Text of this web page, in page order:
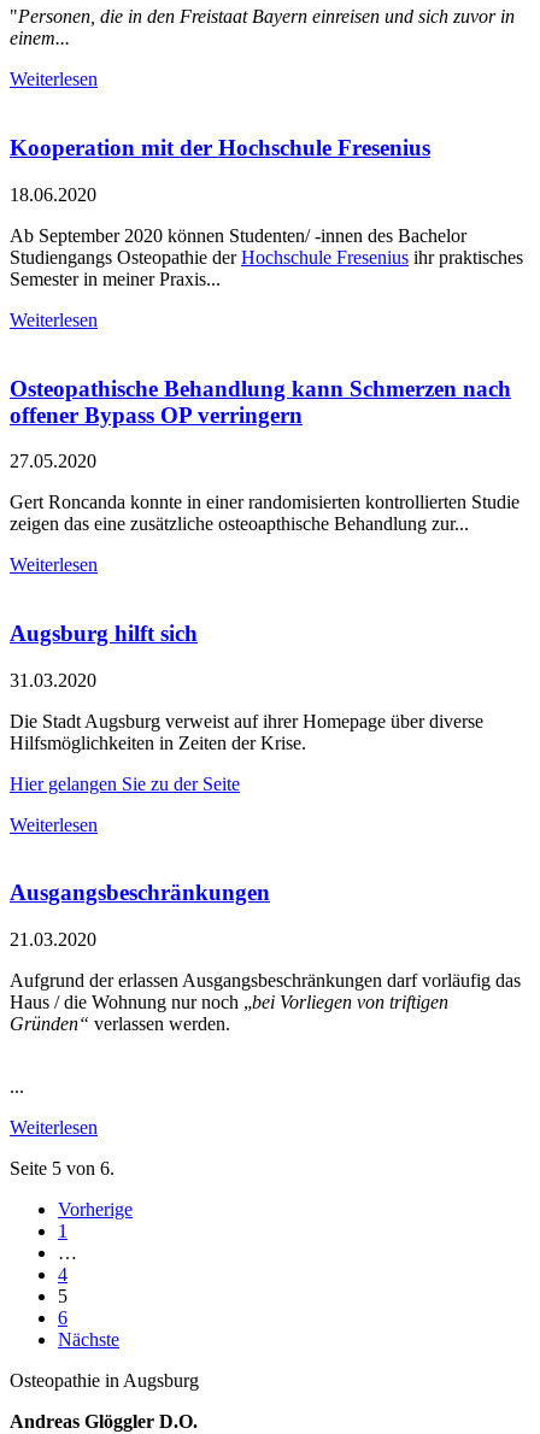
"Personen, die in den Freistaat Bayern einreisen und sich zuvor in
einem...
Weiterlesen
Kooperation mit der Hochschule Fresenius
18.06.2020
Ab September 2020 können Studenten/ -innen des Bachelor
Studiengangs Osteopathie derHochschule Fresenius ihr praktisches
Semester in meiner Praxis...
Weiterlesen
Osteopathische Behandlung kann Schmerzen nach
offener Bypass OP verringern
27.05.2020
Gert Roncanda konnte in einer randomisierten kontrollierten Studie
zeigen das eine zusätzliche osteoapthische Behandlung zur...
Weiterlesen
Augsburg hilft sich
31.03.2020
Die Stadt Augsburg verweist auf ihrer Homepage über diverse
Hilfsmöglichkeiten in Zeiten der Krise.
Hier gelangen Sie zu der Seite
Weiterlesen
Ausgangsbeschränkungen
21.03.2020
Aufgrund der erlassen Ausgangsbeschränkungen darf vorläufig das
Haus / die Wohnung nur noch „bei Vorliegen von triftigen
Gründen“ verlassen werden.
...
Weiterlesen
Seite 5 von 6.
Vorherige
1
…
4
5
6
Nächste
Osteopathie in Augsburg
Andreas Glöggler D.O.